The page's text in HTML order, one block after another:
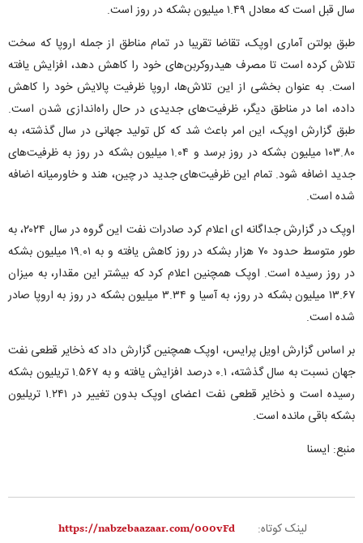
سال قبل است که معادل ۱.۴۹ میلیون بشکه در روز است.
طبق بولتن آماری اوپک، تقاضا تقریبا در تمام مناطق از جمله اروپا که سخت
تلاش کرده است تا مصرف هیدروکربن‌های خود را کاهش دهد، افزایش یافته
است. به عنوان بخشی از این تلاش‌ها، اروپا ظرفیت پالایش خود را کاهش
داده، اما در مناطق دیگر، ظرفیت‌های جدیدی در حال راه‌اندازی شدن است.
طبق گزارش اوپک، این امر باعث شد که کل تولید جهانی در سال گذشته، به
۱۰۳.۸۰ میلیون بشکه در روز برسد و ۱.۰۴ میلیون بشکه در روز به ظرفیت‌های
جدید اضافه شود. تمام این ظرفیت‌های جدید در چین، هند و خاورمیانه اضافه
شده است.
اوپک در گزارش جداگانه ای اعلام کرد صادرات نفت این گروه در سال ۲۰۲۴، به
طور متوسط ​​​​حدود ۷۰ هزار بشکه در روز کاهش یافته و به ۱۹.۰۱ میلیون بشکه
در روز رسیده است. اوپک همچنین اعلام کرد که بیشتر این مقدار، به میزان
۱۳.۶۷ میلیون بشکه در روز، به آسیا و ۳.۳۴ میلیون بشکه در روز به اروپا صادر
شده است.
بر اساس گزارش اویل پرایس، اوپک همچنین گزارش داد که ذخایر قطعی نفت
جهان نسبت به سال گذشته، ۰.۱ درصد افزایش یافته و به ۱.۵۶۷ تریلیون بشکه
رسیده است و ذخایر قطعی نفت اعضای اوپک بدون تغییر در ۱.۲۴۱ تریلیون
بشکه باقی مانده است.
منبع: ایسنا
لینک کوتاه: